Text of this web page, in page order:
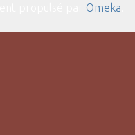
Omeka